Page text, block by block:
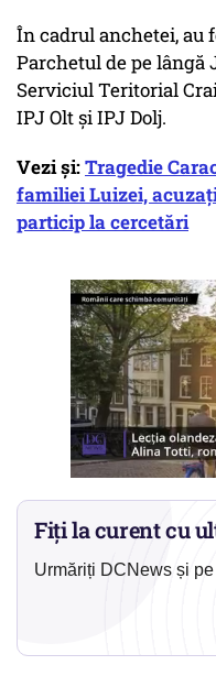
În cadrul anchetei, au
Parchetul de pe lângă
Serviciul Teritorial
IPJ Olt şi IPJ Dolj.
Vezi și:Tragedie
familiei Luizei,
particip la cercetări
Fiți la curent cu
Urmăriți DCNews și pe